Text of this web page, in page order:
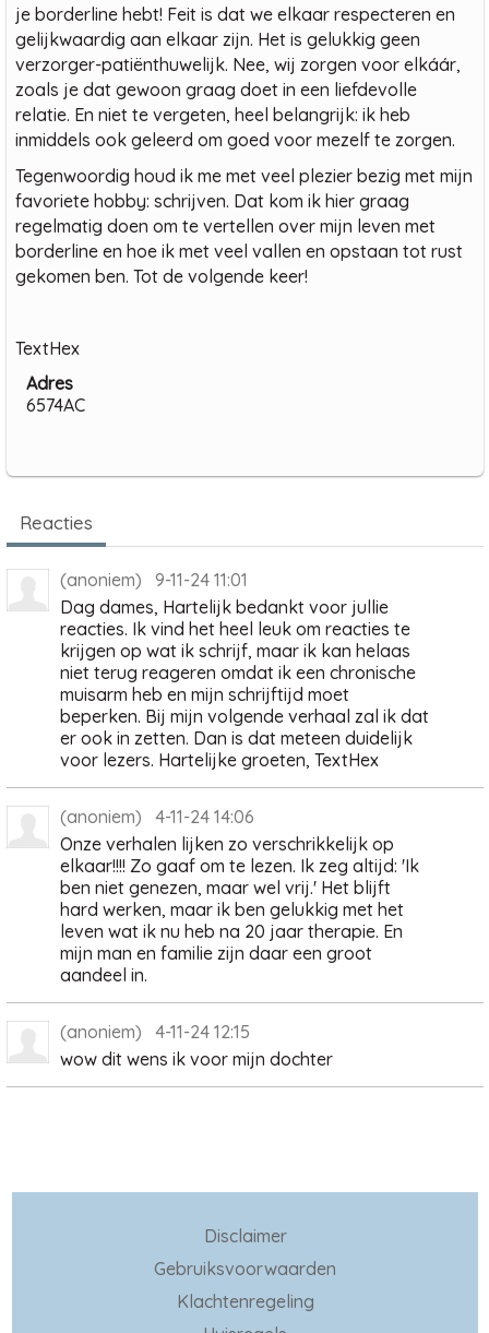
je borderline hebt! Feit is dat we elkaar respecteren en
gelijkwaardig aan elkaar zijn. Het is gelukkig geen
verzorger-patiënthuwelijk. Nee, wij zorgen voor elkáár,
zoals je dat gewoon graag doet in een liefdevolle
relatie. En niet te vergeten, heel belangrijk: ik heb
inmiddels ook geleerd om goed voor mezelf te zorgen.
Tegenwoordig houd ik me met veel plezier bezig met mijn
favoriete hobby: schrijven. Dat kom ik hier graag
regelmatig doen om te vertellen over mijn leven met
borderline en hoe ik met veel vallen en opstaan tot rust
gekomen ben. Tot de volgende keer!
TextHex
Adres
6574AC
Reacties
(anoniem) 9-11-24 11:01
Dag dames, Hartelijk bedankt voor jullie
reacties. Ik vind het heel leuk om reacties te
krijgen op wat ik schrijf, maar ik kan helaas
niet terug reageren omdat ik een chronische
muisarm heb en mijn schrijftijd moet
beperken. Bij mijn volgende verhaal zal ik dat
er ook in zetten. Dan is dat meteen duidelijk
voor lezers. Hartelijke groeten, TextHex
(anoniem) 4-11-24 14:06
Onze verhalen lijken zo verschrikkelijk op
elkaar!!!! Zo gaaf om te lezen. Ik zeg altijd: 'Ik
ben niet genezen, maar wel vrij.' Het blijft
hard werken, maar ik ben gelukkig met het
leven wat ik nu heb na 20 jaar therapie. En
mijn man en familie zijn daar een groot
aandeel in.
(anoniem) 4-11-24 12:15
wow dit wens ik voor mijn dochter
Disclaimer
Gebruiksvoorwaarden
Klachtenregeling